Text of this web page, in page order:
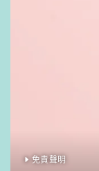
免責聲明